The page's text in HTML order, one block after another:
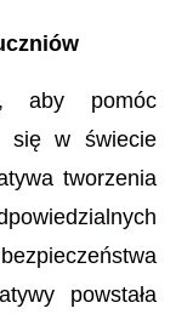
aby pomóc
się w świecie
tworzenia
powstała